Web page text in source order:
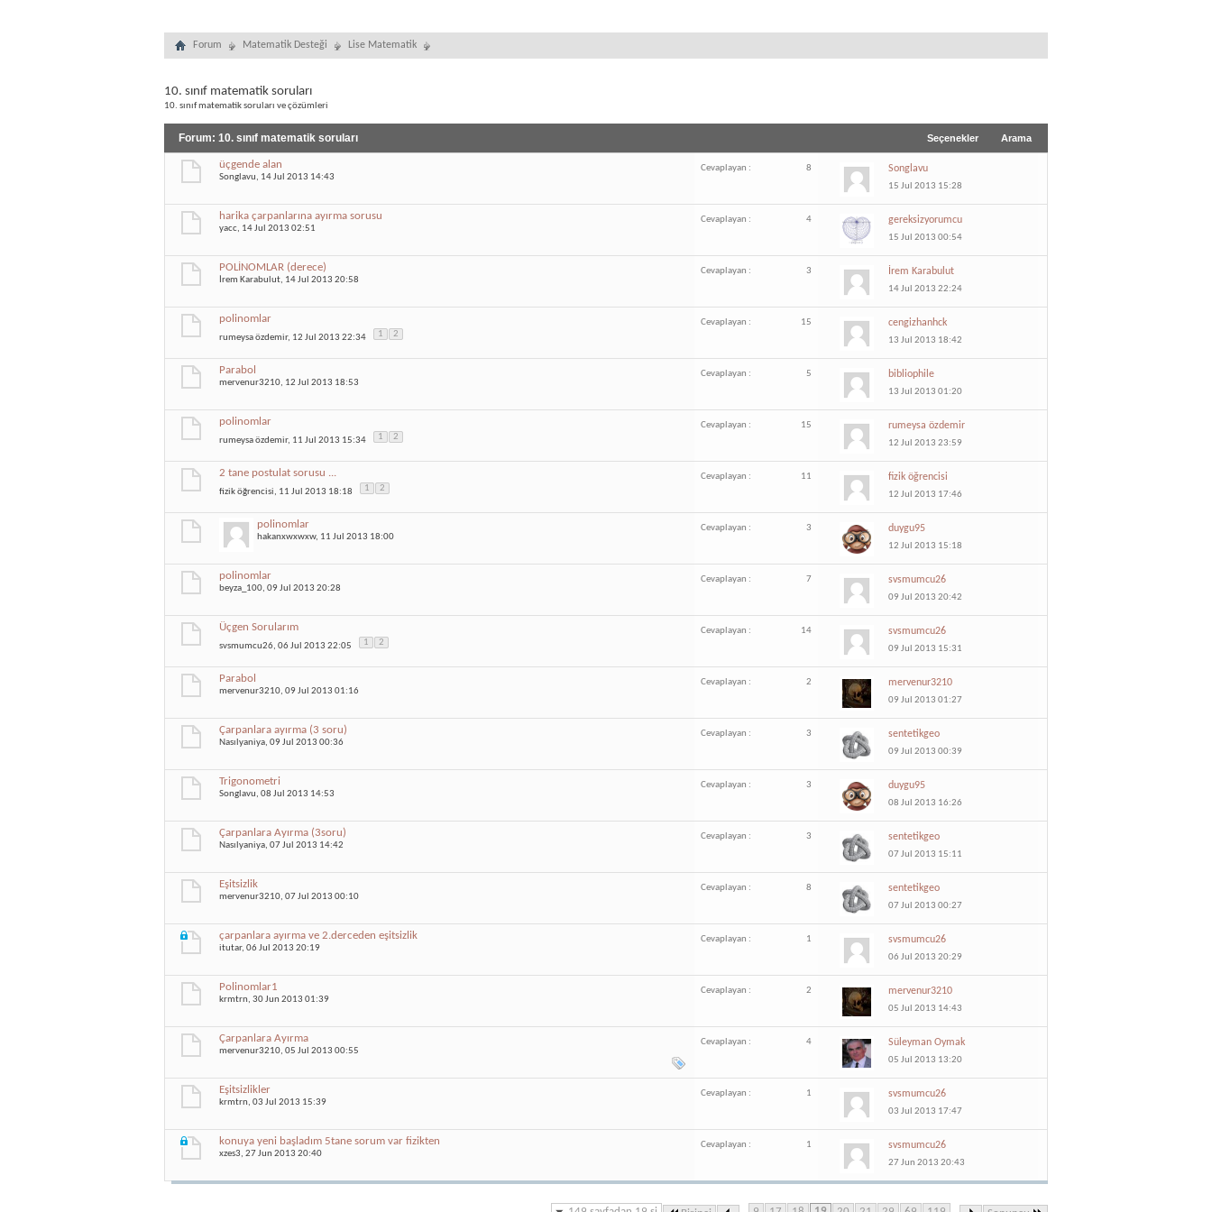
Forum Matematik Desteği Lise Matematik
10. sınıf matematik soruları
10. sınıf matematik soruları ve çözümleri
Forum: 10. sınıf matematik soruları Seçenekler Arama
üçgende alan
Songlavu, 14 Jul 2013 14:43
Cevaplayan : 8 Songlavu
15 Jul 2013 15:28
harika çarpanlarına ayırma sorusu
yacc, 14 Jul 2013 02:51
Cevaplayan : 4 gereksizyorumcu
15 Jul 2013 00:54
POLİNOMLAR (derece)
İrem Karabulut, 14 Jul 2013 20:58
Cevaplayan : 3 İrem Karabulut
14 Jul 2013 22:24
polinomlar
rumeysa özdemir, 12 Jul 2013 22:34 1 2
Cevaplayan : 15 cengizhanhck
13 Jul 2013 18:42
Parabol
mervenur3210, 12 Jul 2013 18:53
Cevaplayan : 5 bibliophile
13 Jul 2013 01:20
polinomlar
rumeysa özdemir, 11 Jul 2013 15:34 1 2
Cevaplayan : 15 rumeysa özdemir
12 Jul 2013 23:59
2 tane postulat sorusu ...
fizik öğrencisi, 11 Jul 2013 18:18 1 2
Cevaplayan : 11 fizik öğrencisi
12 Jul 2013 17:46
polinomlar
hakanxwxwxw, 11 Jul 2013 18:00
Cevaplayan : 3 duygu95
12 Jul 2013 15:18
polinomlar
beyza_100, 09 Jul 2013 20:28
Cevaplayan : 7 svsmumcu26
09 Jul 2013 20:42
Üçgen Sorularım
svsmumcu26, 06 Jul 2013 22:05 1 2
Cevaplayan : 14 svsmumcu26
09 Jul 2013 15:31
Parabol
mervenur3210, 09 Jul 2013 01:16
Cevaplayan : 2 mervenur3210
09 Jul 2013 01:27
Çarpanlara ayırma (3 soru)
Nasılyaniya, 09 Jul 2013 00:36
Cevaplayan : 3 sentetikgeo
09 Jul 2013 00:39
Trigonometri
Songlavu, 08 Jul 2013 14:53
Cevaplayan : 3 duygu95
08 Jul 2013 16:26
Çarpanlara Ayırma (3soru)
Nasılyaniya, 07 Jul 2013 14:42
Cevaplayan : 3 sentetikgeo
07 Jul 2013 15:11
Eşitsizlik
mervenur3210, 07 Jul 2013 00:10
Cevaplayan : 8 sentetikgeo
07 Jul 2013 00:27
çarpanlara ayırma ve 2.derceden eşitsizlik
itutar, 06 Jul 2013 20:19
Cevaplayan : 1 svsmumcu26
06 Jul 2013 20:29
Polinomlar1
krmtrn, 30 Jun 2013 01:39
Cevaplayan : 2 mervenur3210
05 Jul 2013 14:43
Çarpanlara Ayırma
mervenur3210, 05 Jul 2013 00:55
Cevaplayan : 4 Süleyman Oymak
05 Jul 2013 13:20
Eşitsizlikler
krmtrn, 03 Jul 2013 15:39
Cevaplayan : 1 svsmumcu26
03 Jul 2013 17:47
konuya yeni başladım 5tane sorum var fizikten
xzes3, 27 Jun 2013 20:40
Cevaplayan : 1 svsmumcu26
27 Jun 2013 20:43